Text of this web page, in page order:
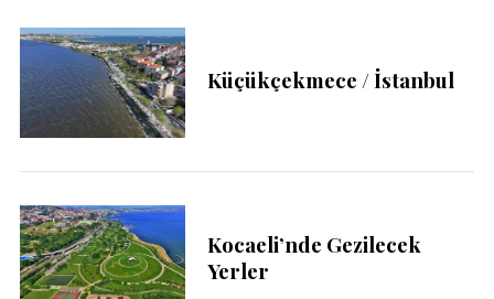
Küçükçekmece / İstanbul
Kocaeli’nde Gezilecek
Yerler
S
r
h
f
o